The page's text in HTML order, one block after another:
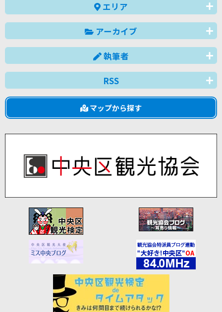
エリア
アーカイブ
執筆者
RSS
マップから探す